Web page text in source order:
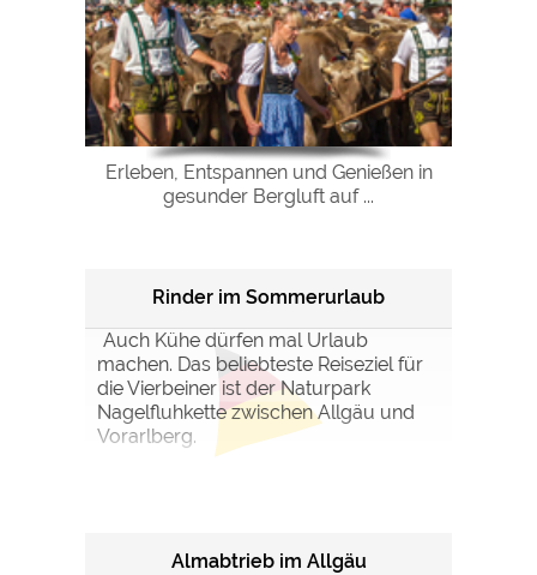
Erleben, Entspannen und Genießen in
gesunder Bergluft auf ...
Rinder im Sommerurlaub
Auch Kühe dürfen mal Urlaub
machen. Das beliebteste Reiseziel für
die Vierbeiner ist der Naturpark
Nagelfluhkette zwischen Allgäu und
Vorarlberg.
Almabtrieb im Allgäu
Google AdSense
https://policies.google.com/privacy
Google Remarketing
https://policies.google.com/privacy
Die Cookieeinstellungen können jeder Zeit im Footer
über "COOKIES" geändert werden!